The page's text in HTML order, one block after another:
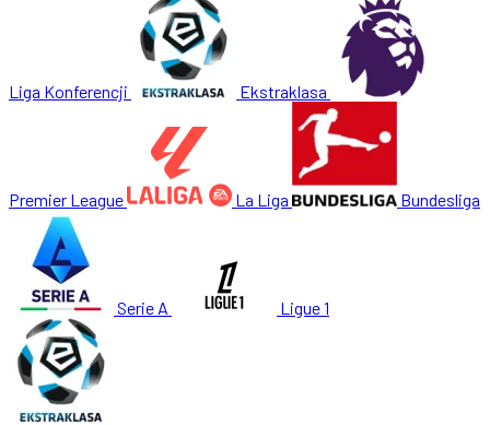
Liga Konferencji Ekstraklasa
Premier League La Liga Bundesliga
Serie A Ligue 1